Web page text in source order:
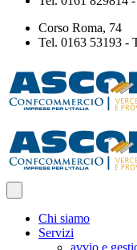
Corso Roma, 74
Tel. 0163 53193 -
Chi siamo
Servizi
avvio e